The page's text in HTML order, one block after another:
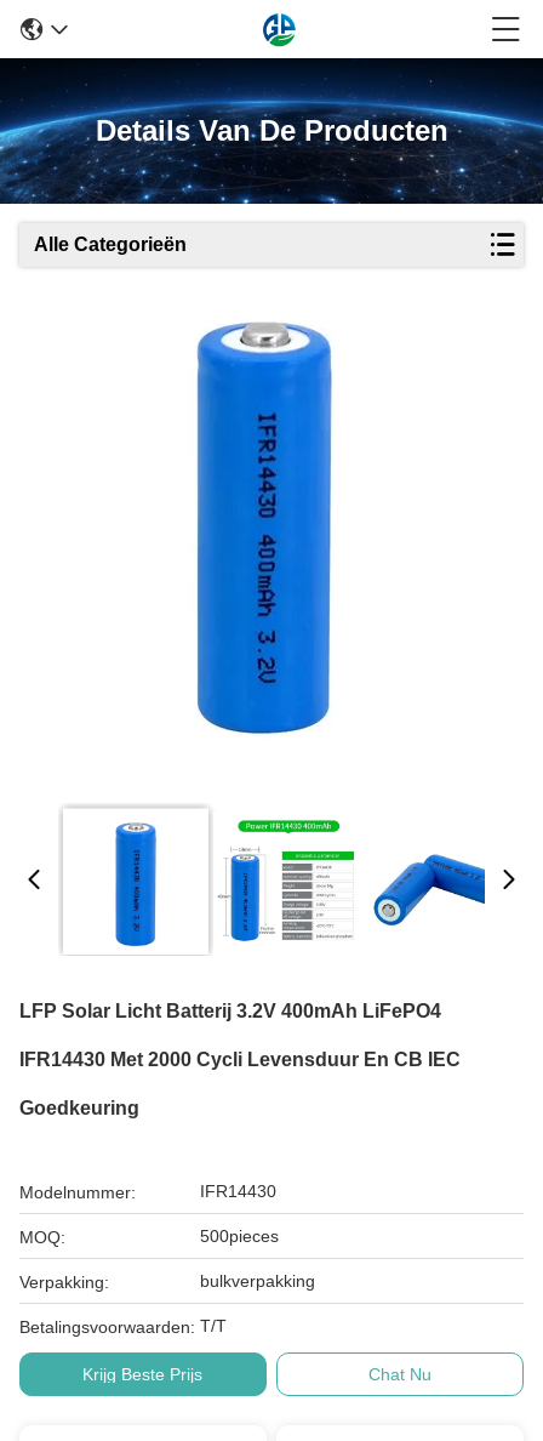
Details Van De Producten
Alle Categorieën
LFP Solar Licht Batterij 3.2V 400mAh LiFePO4
IFR14430 Met 2000 Cycli Levensduur En CB IEC
Goedkeuring
Modelnummer: IFR14430
MOQ: 500pieces
Verpakking: bulkverpakking
Betalingsvoorwaarden: T/T
Krijg Beste Prijs Chat Nu